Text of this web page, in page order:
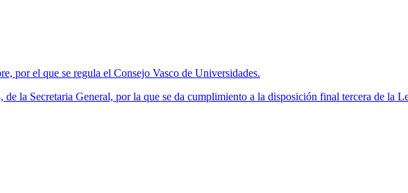
por el que se regula el Consejo Vasco de Universidades.
la Secretaria General, por la que se da cumplimiento a la disposición final tercera de la